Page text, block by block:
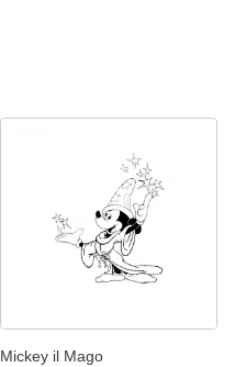
Mickey il Mago